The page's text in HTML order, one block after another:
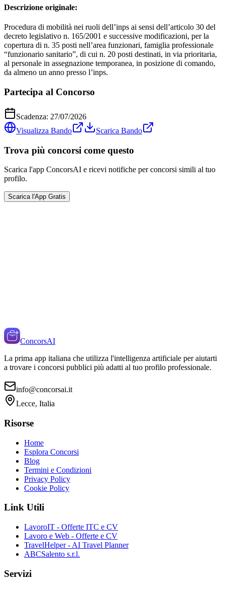
Descrizione originale:
Procedura di mobilità nei ruoli dell’inps ai sensi dell’articolo 30 del
decreto legislativo n. 165/2001 e successive modificazioni, per la
copertura di n. 35 posti nell’area funzionari, famiglia professionale
“funzionario sanitario”, di cui n. 20 posti destinati, in via prioritaria,
al personale in assegnazione temporanea, in posizione di comando,
da almeno un anno presso l’inps.
Partecipa al Concorso
Scadenza: 27/07/2026
Visualizza Bando
Scarica Bando
Trova più concorsi come questo
Scarica l'app ConcorsAI e ricevi notifiche per concorsi simili al tuo
profilo.
Scarica l'App Gratis
ConcorsAI
La prima app italiana che utilizza l'intelligenza artificiale per aiutarti
a trovare i concorsi pubblici più adatti al tuo profilo professionale.
info@concorsai.it
Lecce, Italia
Risorse
Home
Esplora Concorsi
Blog
Termini e Condizioni
Privacy Policy
Cookie Policy
Link Utili
LavoroIT - Offerte ITC e CV
Lavoro e Web - Offerte e CV
TravelHelper - AI Travel Planner
ABCSalento s.r.l.
Servizi